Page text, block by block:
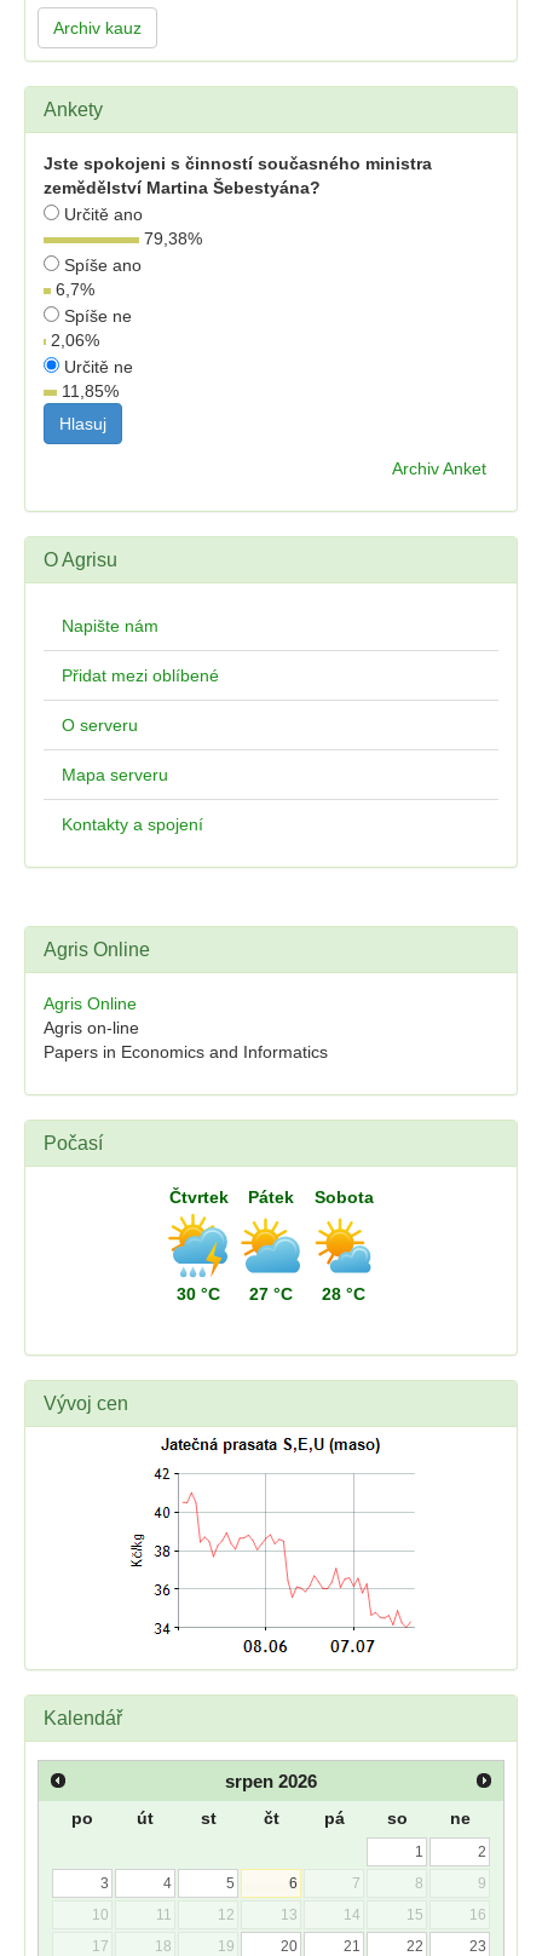
Archiv kauz
Ankety
Jste spokojeni s činností současného ministra
zemědělství Martina Šebestyána?
Určitě ano
79,38%
Spíše ano
6,7%
Spíše ne
2,06%
Určitě ne
11,85%
Archiv Anket
O Agrisu
Napište nám
Přidat mezi oblíbené
O serveru
Mapa serveru
Kontakty a spojení
Agris Online
Agris Online
Agris on-line
Papers in Economics and Informatics
Počasí
Čtvrtek
30 °C
Pátek
27 °C
Sobota
28 °C
Vývoj cen
Kalendář
srpen 2026
po út st čt pá so ne
1
2
3
4 5 6 7 8
9
10
11 12 13 14 15
16
17
18 19 20 21 22
23